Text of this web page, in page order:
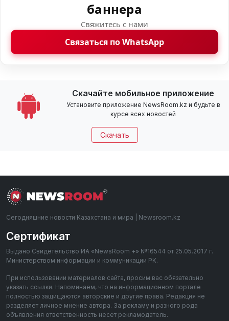
баннера
Свяжитесь с нами
Связаться по WhatsApp
Скачайте мобильное приложение
Установите приложение NewsRoom.kz и будьте в
курсе всех новостей
Скачать
Сегодняшние новости Казахстана и мира | Newsroom.kz
Сертификат
Выдано Свидетельство ИА «NewsRoom +» №16544 от 25.05.2017 г.
Министерством информации и коммуникации РК.
При использовании материалов сайта, просим вас обязательно
указать ссылки. Напоминаем, что на информационном портале
полностью защищаются авторские и другие права. Редакция не
разделяет личное мнение автора. За рекламу и разного рода
объявления ответственность несет рекламодатель.